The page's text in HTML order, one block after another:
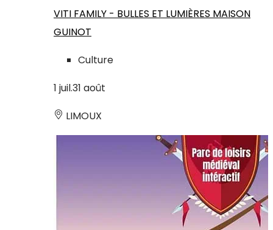
VITI FAMILY - BULLES ET LUMIÈRES MAISON
GUINOT
Culture
1 juil.31 août
LIMOUX